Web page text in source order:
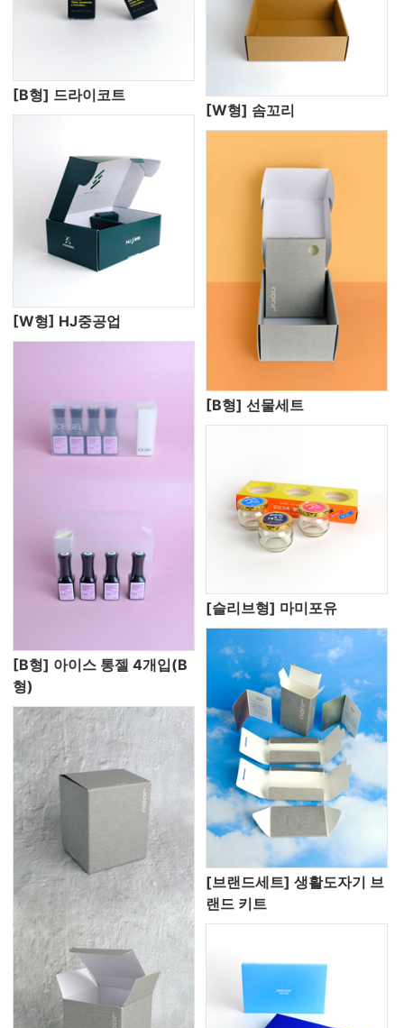
[B형] 드라이코트
[W형] 솜꼬리
[W형] HJ중공업
[B형] 선물세트
[B형] 아이스 통젤 4개입(B
형)
[슬리브형] 마미포유
[브랜드세트] 생활도자기 브
랜드 키트